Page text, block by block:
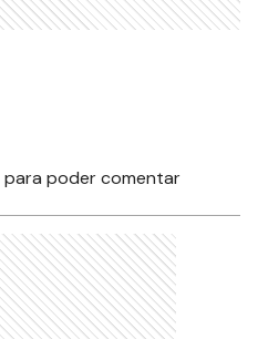
para poder comentar